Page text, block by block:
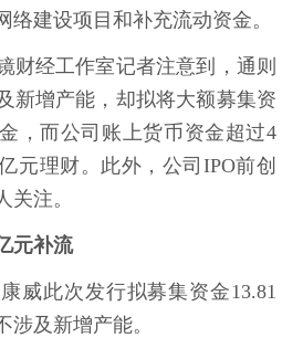
络建设项目和补充流动资金。
财经工作室记者注意到，通则
新增产能，却拟将大额募集资
，而公司账上货币资金超过4
元理财。此外，公司IPO前创
关注。
元补流
威此次发行拟募集资金13.81
涉及新增产能。